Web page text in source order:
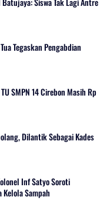
Tegaskan Pengabdian
SMPN 14 Cirebon Masih Rp
Dilantik Sebagai Kades
Inf Satyo Soroti
Kelola Sampah